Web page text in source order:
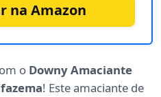
na Amazon
o Downy Amaciante
! Este amaciante de